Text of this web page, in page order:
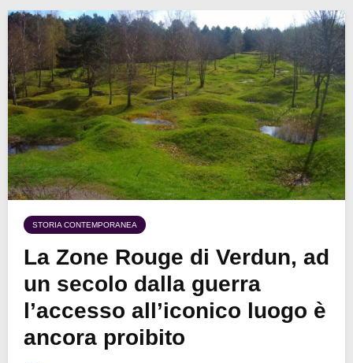
STORIA CONTEMPORANEA
La Zone Rouge di Verdun, ad
un secolo dalla guerra
l’accesso all’iconico luogo è
ancora proibito